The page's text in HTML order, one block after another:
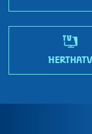
HERTHATV